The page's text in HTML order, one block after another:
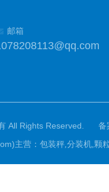
邮箱
All Rights Reserved.
备
主营： 包装秤,分装机,颗